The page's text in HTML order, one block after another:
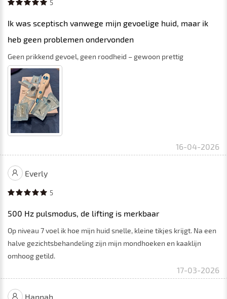
5
Ik was sceptisch vanwege mijn gevoelige huid, maar ik
heb geen problemen ondervonden
Geen prikkend gevoel, geen roodheid – gewoon prettig
16-04-2026
Everly
5
500 Hz pulsmodus, de lifting is merkbaar
Op niveau 7 voel ik hoe mijn huid snelle, kleine tikjes krijgt. Na een
halve gezichtsbehandeling zijn mijn mondhoeken en kaaklijn
omhoog getild.
17-03-2026
Hannah